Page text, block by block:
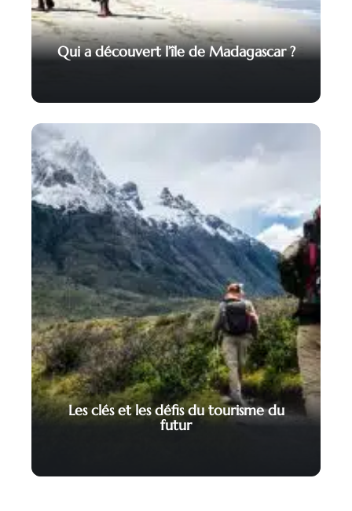
Qui a découvert l’île de Madagascar ?
Les clés et les défis du tourisme du
futur